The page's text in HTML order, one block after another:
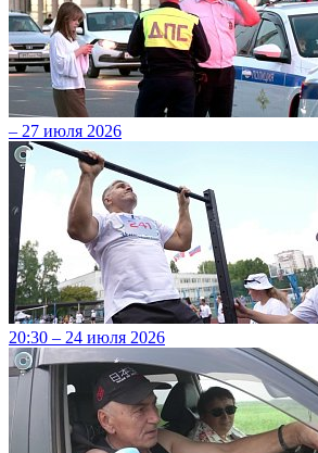
– 27 июля 2026
20:30 – 24 июля 2026